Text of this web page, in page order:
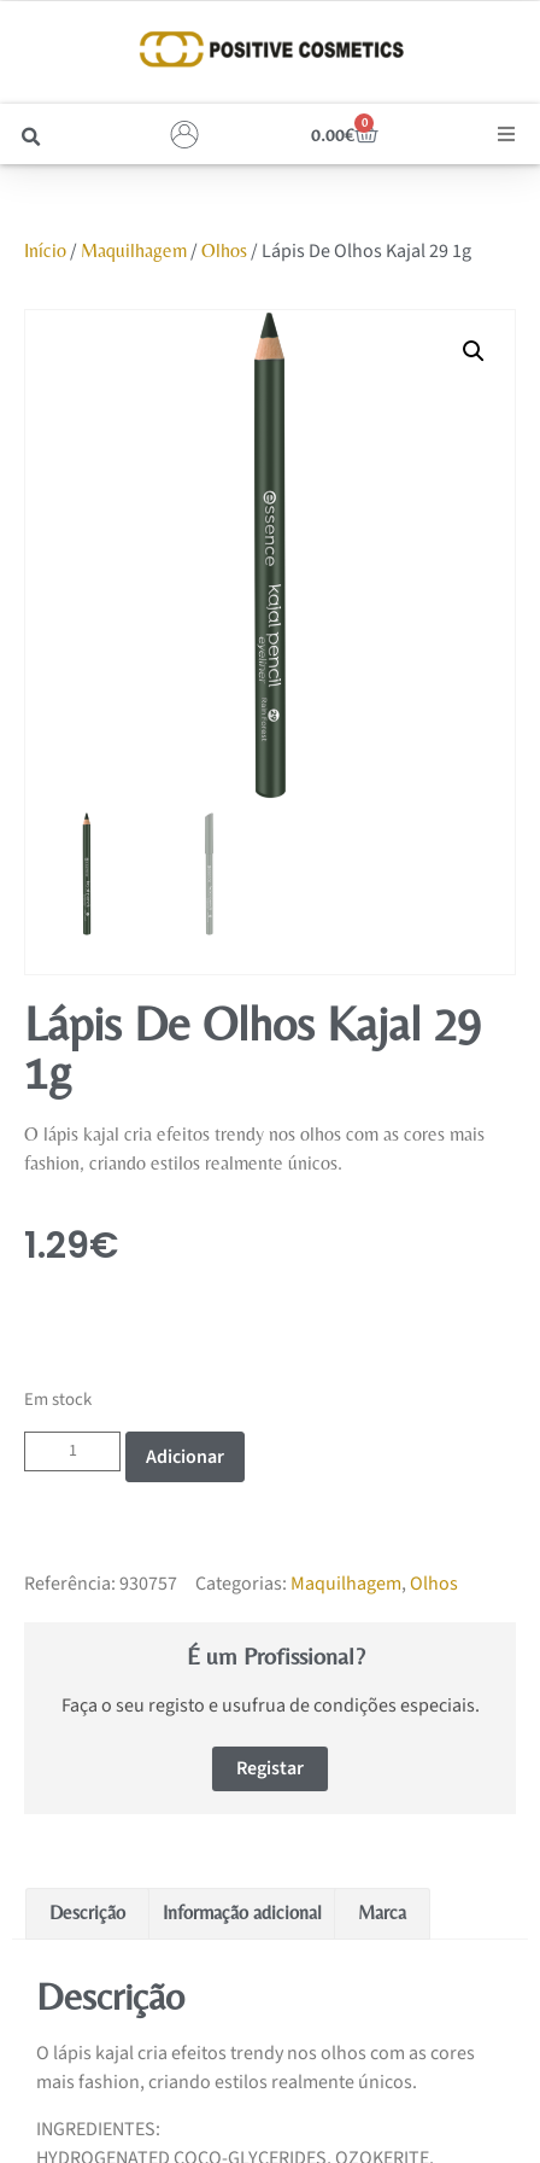
0.00€
0
Unhas
Início/ Maquilhagem/ Olhos/ Lápis De Olhos Kajal 29 1g
Lápis De Olhos Kajal 29
1g
O lápis kajal cria efeitos trendy nos olhos com as cores mais
fashion, criando estilos realmente únicos.
1.29€
Em stock
Adicionar
Referência:930757 Categorias: Maquilhagem,Olhos
É um Profissional?
Faça o seu registo e usufrua de condições especiais.
Registar
Descrição Informação adicional Marca
Descrição
O lápis kajal cria efeitos trendy nos olhos com as cores
mais fashion, criando estilos realmente únicos.
INGREDIENTES: